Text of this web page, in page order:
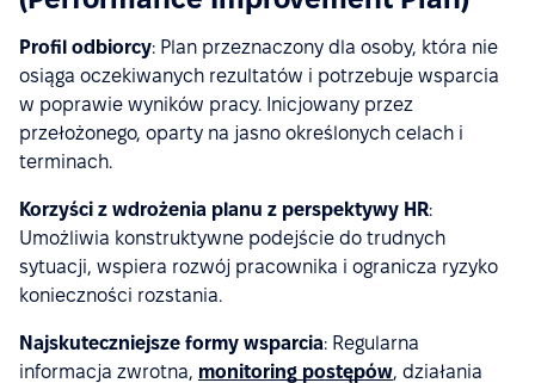
Profil odbiorcy: Plan przeznaczony dla osoby, która nie
osiąga oczekiwanych rezultatów i potrzebuje wsparcia
w poprawie wyników pracy. Inicjowany przez
przełożonego, oparty na jasno określonych celach i
terminach.
Korzyści z wdrożenia planu z perspektywy HR:
Umożliwia konstruktywne podejście do trudnych
sytuacji, wspiera rozwój pracownika i ogranicza ryzyko
konieczności rozstania.
Najskuteczniejsze formy wsparcia: Regularna
informacja zwrotna, monitoring postępów, działania